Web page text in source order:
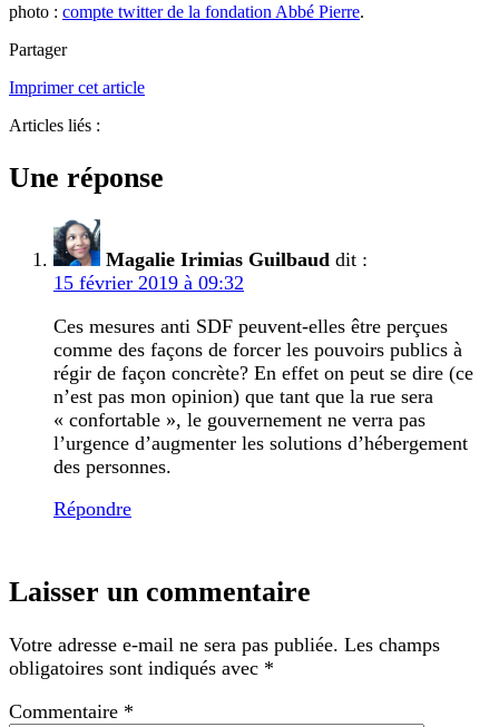
photo : compte twitter de la fondation Abbé Pierre.
Partager
Imprimer cet article
Articles liés :
Une réponse
Magalie Irimias Guilbaud dit :
15 février 2019 à 09:32
Ces mesures anti SDF peuvent-elles être perçues
comme des façons de forcer les pouvoirs publics à
régir de façon concrète? En effet on peut se dire (ce
n’est pas mon opinion) que tant que la rue sera
« confortable », le gouvernement ne verra pas
l’urgence d’augmenter les solutions d’hébergement
des personnes.
Répondre
Laisser un commentaire
Votre adresse e-mail ne sera pas publiée. Les champs
obligatoires sont indiqués avec *
Commentaire *